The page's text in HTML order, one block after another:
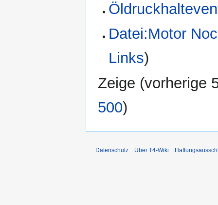
Datei:Motor
Links)
Zeige (vorherige
500)
Datenschutz Über T4-Wiki